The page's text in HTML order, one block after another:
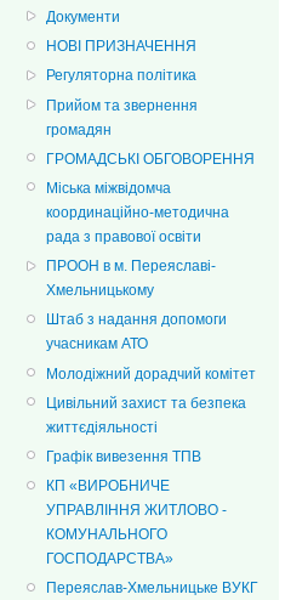
Документи
НОВІ ПРИЗНАЧЕННЯ
Регуляторна політика
Прийом та звернення
громадян
ГРОМАДСЬКІ ОБГОВОРЕННЯ
Міська міжвідомча
координаційно-методична
рада з правової освіти
ПРООН в м. Переяславі-
Хмельницькому
Штаб з надання допомоги
учасникам АТО
Молодіжний дорадчий комітет
Цивільний захист та безпека
життєдіяльності
Графік вивезення ТПВ
КП «ВИРОБНИЧЕ
УПРАВЛІННЯ ЖИТЛОВО -
КОМУНАЛЬНОГО
ГОСПОДАРСТВА»
Переяслав-Хмельницьке ВУКГ